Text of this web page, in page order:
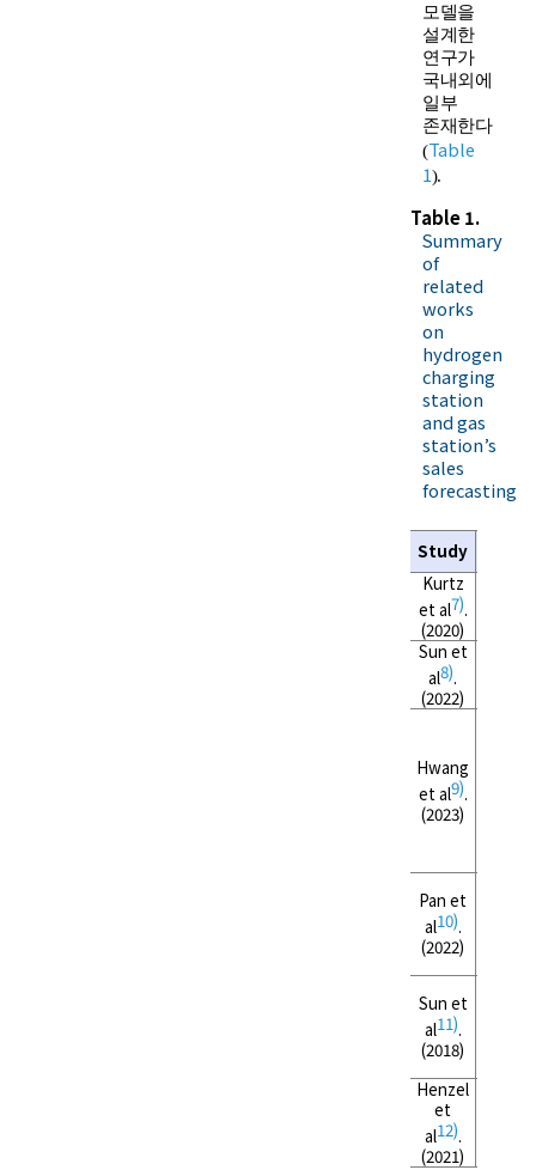
모델을
설계한
연구가
국내외에
일부
존재한다
(Table
1).
Table 1.
Summary
of
related
works
on
hydrogen
charging
station
and gas
station’s
sales
forecasting
Study
Kurtz
et al7).
(2020)
Sun et
al8).
(2022)
Hwang
et al9).
(2023)
Pan et
al10).
(2022)
Sun et
al11).
(2018)
Henzel
et
al12).
(2021)